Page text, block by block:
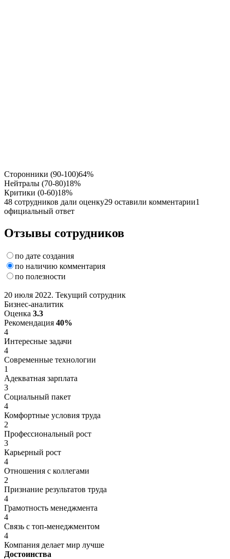
Сторонники (90-100)64%
Нейтралы (70-80)18%
Критики (0-60)18%
48 сотрудников дали оценку29 оставили комментарии1
официальный ответ
Отзывы сотрудников
по дате создания
по наличию комментария
по полезности
20 июля 2022. Текущий сотрудник
Бизнес-аналитик
Оценка 3.3
Рекомендация 40%
4
Интересные задачи
4
Современные технологии
1
Адекватная зарплата
3
Социальный пакет
4
Комфортные условия труда
2
Профессиональный рост
3
Карьерный рост
4
Отношения с коллегами
2
Признание результатов труда
4
Грамотность менеджмента
4
Связь с топ-менеджментом
4
Компания делает мир лучше
Достоинства